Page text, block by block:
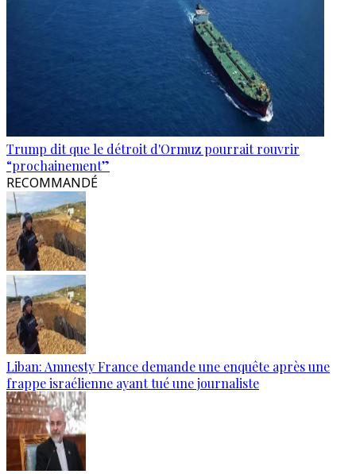
Trump dit que le détroit d'Ormuz pourrait rouvrir
“prochainement”
RECOMMANDÉ
Liban: Amnesty France demande une enquête après une
frappe israélienne ayant tué une journaliste